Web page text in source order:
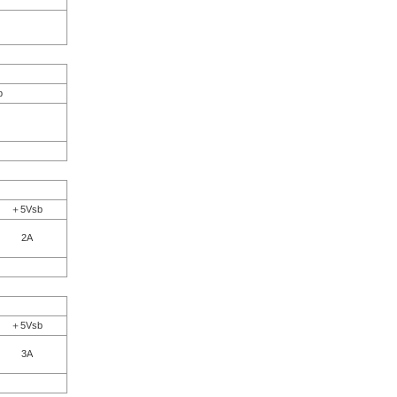
＋5Vsb
2A
＋5Vsb
3A